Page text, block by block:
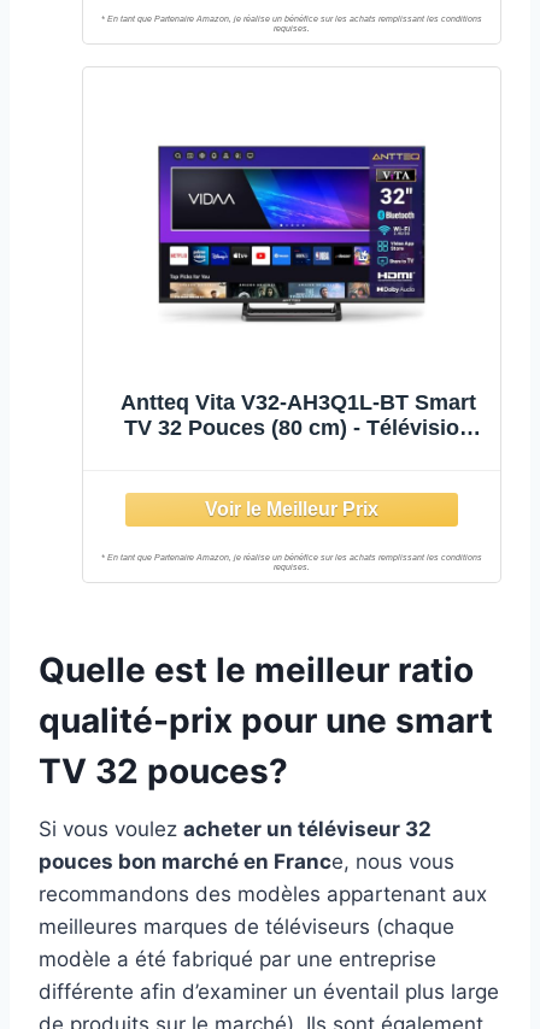
Modèle)
Antteq Vita V32-AH3Q1L-BT Smart
TV 32 Pouces (80 cm) - Télévision
Bluetooth, HDMI, Netflix, DAZN,
Partage d'écran, Store APP 2025
Quelle est le meilleur ratio
qualité-prix pour une smart
TV 32 pouces?
Si vous voulez acheter un téléviseur 32
pouces bon marché en France, nous vous
recommandons des modèles appartenant aux
meilleures marques de téléviseurs (chaque
modèle a été fabriqué par une entreprise
différente afin d’examiner un éventail plus large
de produits sur le marché). Ils sont également